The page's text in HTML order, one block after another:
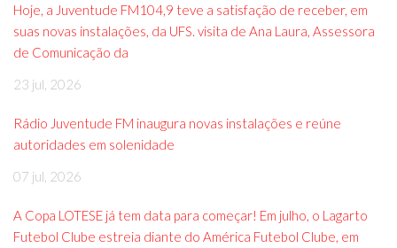
Hoje, a Juventude FM104,9 teve a satisfação de receber, em
suas novas instalações, da UFS. visita de Ana Laura, Assessora
de Comunicação da
23 jul, 2026
Rádio Juventude FM inaugura novas instalações e reúne
autoridades em solenidade
07 jul, 2026
A Copa LOTESE já tem data para começar! Em julho, o Lagarto
Futebol Clube estreia diante do América Futebol Clube, em